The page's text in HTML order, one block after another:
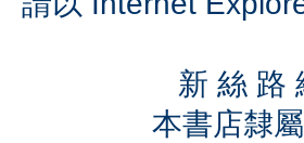
新 絲 路
本書店隸